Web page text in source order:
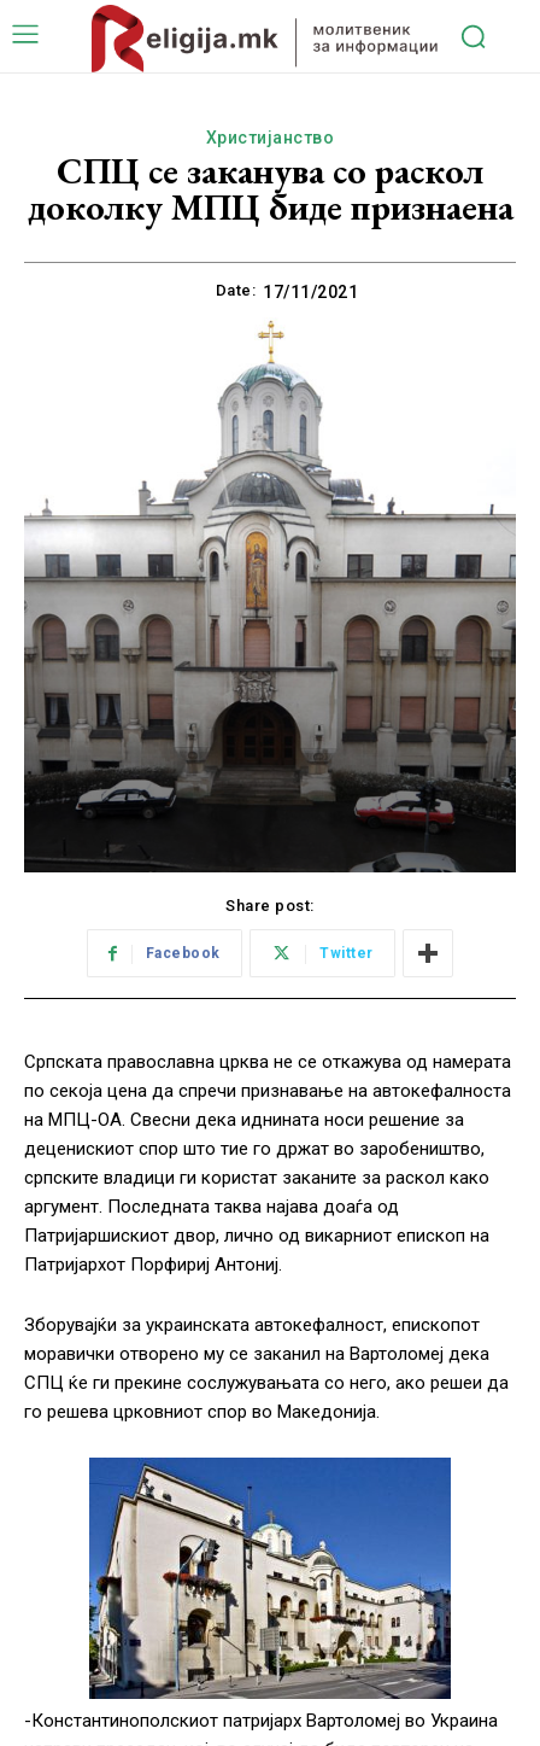
Христијанство
СПЦ се заканува со раскол
доколку МПЦ биде признаена
Date: 17/11/2021
Share post:
Facebook Twitter
Српската православна црква не се откажува од намерата
по секоја цена да спречи признавање на автокефалноста
на МПЦ-ОА. Свесни дека иднината носи решение за
деценискиот спор што тие го држат во заробеништво,
српските владици ги користат заканите за раскол како
аргумент. Последната таква најава доаѓа од
Патријаршискиот двор, лично од викарниот епископ на
Патријархот Порфириј Антониј.
Зборувајќи за украинската автокефалност, епископот
моравички отворено му се заканил на Вартоломеј дека
СПЦ ќе ги прекине сослужувањата со него, ако решеи да
го решева црковниот спор во Македонија.
-Константинополскиот патријарх Вартоломеј во Украина